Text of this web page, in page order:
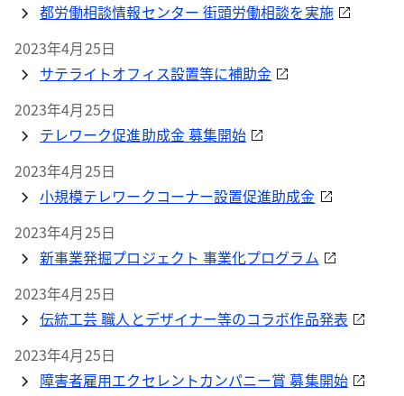
都労働相談情報センター 街頭労働相談を実施
2023年4月25日
サテライトオフィス設置等に補助金
2023年4月25日
テレワーク促進助成金 募集開始
2023年4月25日
小規模テレワークコーナー設置促進助成金
2023年4月25日
新事業発掘プロジェクト 事業化プログラム
2023年4月25日
伝統工芸 職人とデザイナー等のコラボ作品発表
2023年4月25日
障害者雇用エクセレントカンパニー賞 募集開始